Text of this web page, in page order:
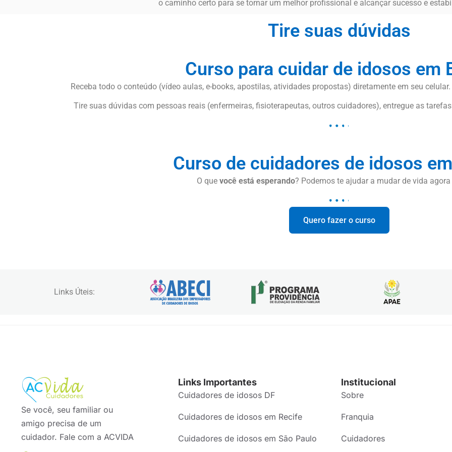
o caminho certo para se tornar um melhor profissional e alcançar sucesso e
Tire suas dúvidas
Curso para cuidar de idosos em
Receba todo o conteúdo (vídeo aulas, e-books, apostilas, atividades propostas) diretamente em seu
Tire suas dúvidas com pessoas reais (enfermeiras, fisioterapeutas, outros cuidadores), entregue as
Curso de cuidadores de idosos
O que você está esperando? Podemos te ajudar a mudar de vida
Quero fazer o curso
Links Úteis:
Se você, seu familiar ou
amigo precisa de um
cuidador. Fale com a ACVIDA
Links Importantes
Cuidadores de idosos DF
Cuidadores de idosos em Recife
Cuidadores de idosos em São Paulo
Institucional
Sobre
Franquia
Cuidadores